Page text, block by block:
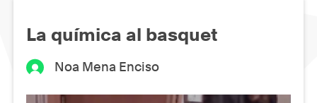
La química al basquet
Noa Mena Enciso